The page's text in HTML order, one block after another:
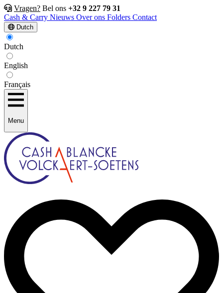
Vragen? Bel ons +32 9 227 79 31
Cash & Carry Nieuws Over ons Folders Contact
Dutch
Dutch
English
Français
Menu